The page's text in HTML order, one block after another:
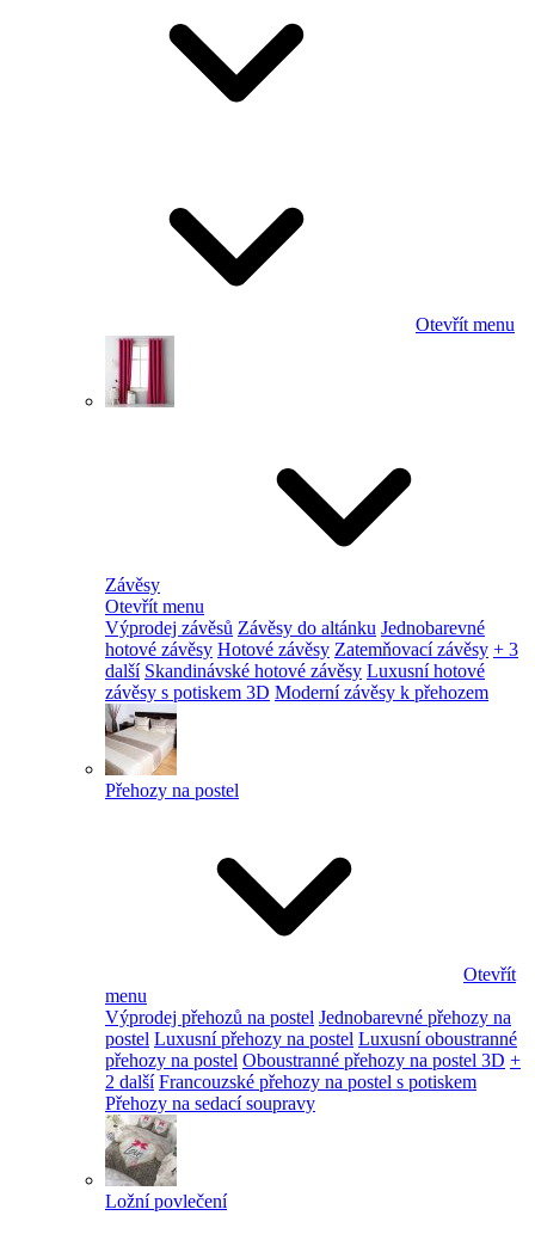
Otevřít menu
Závěsy
Otevřít menu
Výprodej závěsů Závěsy do altánku Jednobarevné
hotové závěsy Hotové závěsy Zatemňovací závěsy + 3
další Skandinávské hotové závěsy Luxusní hotové
závěsy s potiskem 3D Moderní závěsy k přehozem
Přehozy na postel
Otevřít
menu
Výprodej přehozů na postel Jednobarevné přehozy na
postel Luxusní přehozy na postel Luxusní oboustranné
přehozy na postel Oboustranné přehozy na postel 3D +
2 další Francouzské přehozy na postel s potiskem
Přehozy na sedací soupravy
Ložní povlečení